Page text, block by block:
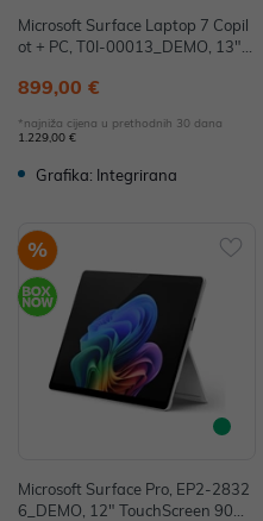
Microsoft Surface Laptop 7 Copil
ot + PC, T0I-00013_DEMO, 13",
B, W11H, Adreno - IZLOŽBENI M
899,00 €
*najniža cijena u prethodnih 30 dana
1.229,00 €
Grafika: Integrirana
%
Microsoft Surface Pro, EP2-2832
6_DEMO, 12" TouchScreen 90H